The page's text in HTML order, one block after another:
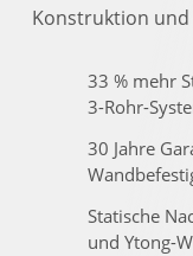
Konstruktion
33 % mehr
3-Rohr-
30 Jahre
Statische
und Ytong-